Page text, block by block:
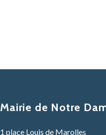
Mairie de Notre
1 place Louis de Marolles